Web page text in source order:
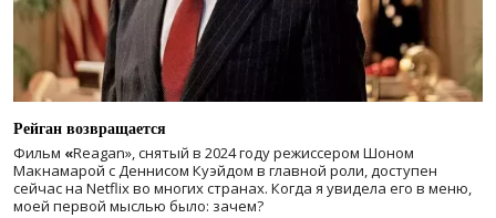
Рейган возвращается
Фильм «Reagan», снятый в 2024 годурежиссером Шоном
Макнамарой с Деннисом Куэйдом в главной роли, доступен
сейчас на Netflix во многих странах. Когда я увидела его в меню,
моей первой мыслью было: зачем?